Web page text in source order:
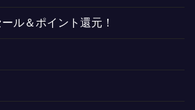
ル＆ポイント還元！